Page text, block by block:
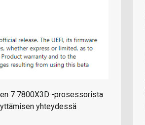
7 7800X3D -prosessorista
yhteydessä